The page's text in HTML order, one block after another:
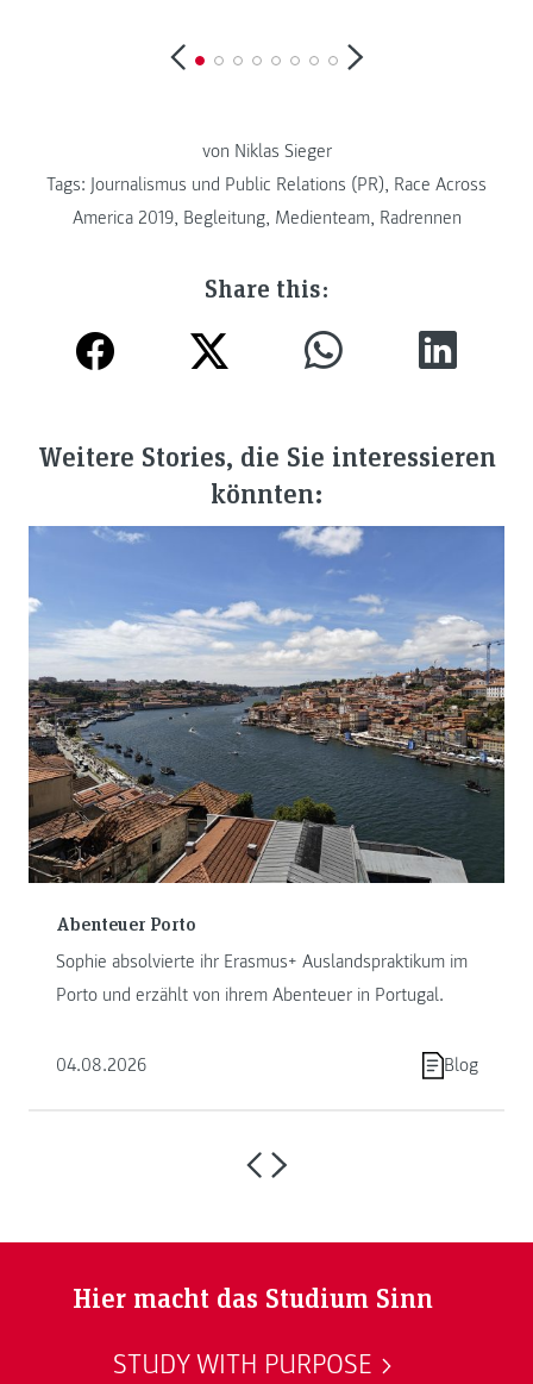
von Niklas Sieger
Tags: Journalismus und Public Relations (PR), Race Across
America 2019, Begleitung, Medienteam, Radrennen
Share this:
Weitere Stories, die Sie interessieren
könnten:
Abenteuer Porto
Sophie absolvierte ihr Erasmus+ Auslandspraktikum im
Porto und erzählt von ihrem Abenteuer in Portugal.
04.08.2026 Blog
Hier macht das Studium Sinn
STUDY WITH PURPOSE